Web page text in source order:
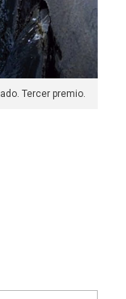
Tercer premio.